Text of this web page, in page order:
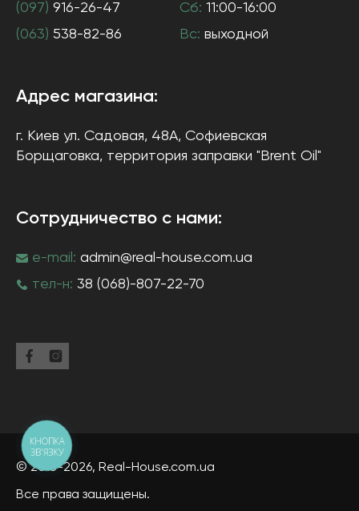
(097) 916-26-47
(063) 538-82-86
Сб: 11:00-16:00
Вс: выходной
Адрес магазина:
г. Киев ул. Садовая, 48А, Софиевская
Борщаговка, территория заправки "Brent Oil"
Сотрудничество с нами:
e-mail: admin@real-house.com.ua
тел-н: 38 (068)-807-22-70
© 2013-2026, Real-House.com.ua
Все права защищены.
КНОПКА
ЗВ'ЯЗКУ